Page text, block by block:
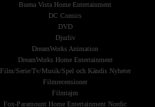
Buena Vista Home Entertainment
DC Comics
DVD
Djurliv
DreamWorks Animation
DreamWorks Home Entertainment
Film/Serie/Tv/Musik/Spel och Kändis Nyheter
Filmrecensioner
Filmtajm
Fox-Paramount Home Entertainment Nordic